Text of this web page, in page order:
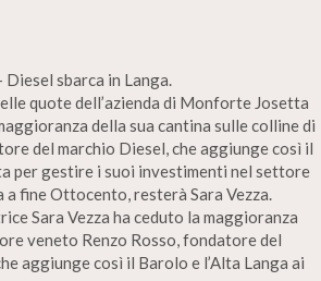
sbarca in Langa.
quote dell’azienda di Monforte Josetta
della sua cantina sulle colline di
del marchio Diesel, che aggiunge così il
per gestire i suoi investimenti nel settore
a fine Ottocento, resterà Sara Vezza.
Sara Vezza ha ceduto la maggioranza
veneto Renzo Rosso, fondatore del
aggiunge così il Barolo e l’Alta Langa ai